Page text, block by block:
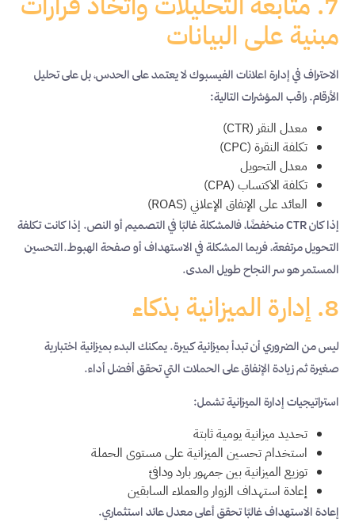
مبنية على البيانات
الاحتراف في إدارة اعلانات الفيسبوك لا يعتمد على الحدس، بل على تحليل
الأرقام. راقب المؤشرات التالية:
معدل النقر (CTR)
تكلفة النقرة (CPC)
معدل التحويل
تكلفة الاكتساب (CPA)
العائد على الإنفاق الإعلاني (ROAS)
إذا كان CTR منخفضًا، فالمشكلة غالبًا في التصميم أو النص. إذا كانت تكلفة
التحويل مرتفعة، فربما المشكلة في الاستهداف أو صفحة الهبوط.التحسين
المستمر هو سر النجاح طويل المدى.
8. إدارة الميزانية بذكاء
ليس من الضروري أن تبدأ بميزانية كبيرة. يمكنك البدء بميزانية اختبارية
صغيرة ثم زيادة الإنفاق على الحملات التي تحقق أفضل أداء.
استراتيجيات إدارة الميزانية تشمل:
تحديد ميزانية يومية ثابتة
استخدام تحسين الميزانية على مستوى الحملة
توزيع الميزانية بين جمهور بارد ودافئ
إعادة استهداف الزوار والعملاء السابقين
إعادة الاستهداف غالبًا تحقق أعلى معدل عائد استثماري.